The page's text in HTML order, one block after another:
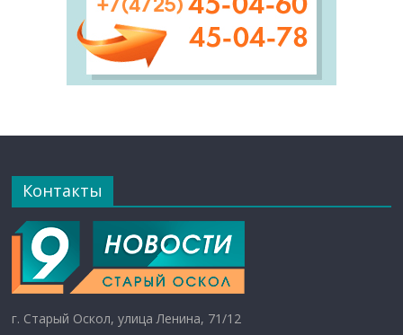
Контакты
г. Старый Оскол, улица Ленина, 71/12